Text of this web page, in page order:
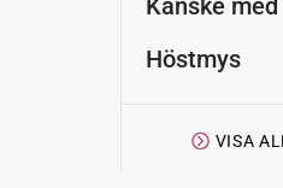
Kanske med
Höstmys
VISA